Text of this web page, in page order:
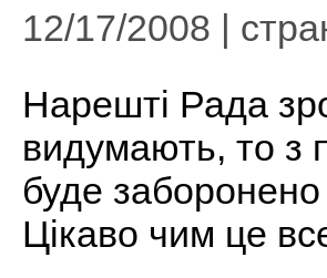
12/17/2008 |
Нарешті Рада
видумають, то з
буде
Цікаво чим це